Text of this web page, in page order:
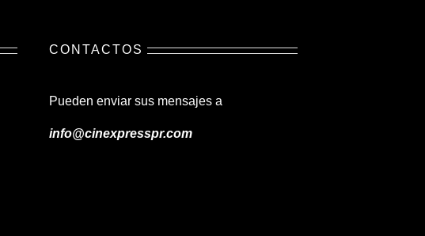
CONTACTOS
Pueden enviar sus mensajes a
info@cinexpresspr.com